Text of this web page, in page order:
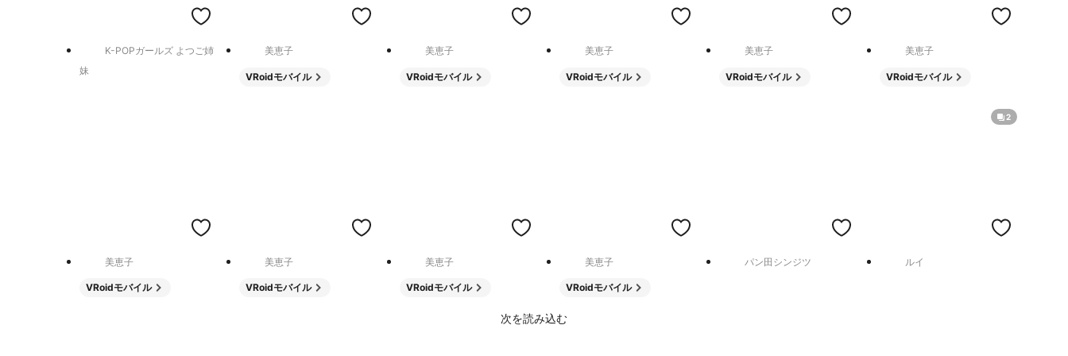
K-POPガールズ よつご姉
妹
美恵子
VRoidモバイル
美恵子
VRoidモバイル
美恵子
VRoidモバイル
美恵子
VRoidモバイル
美恵子
VRoidモバイル
美恵子
VRoidモバイル
美恵子
VRoidモバイル
美恵子
VRoidモバイル
美恵子
VRoidモバイル
パン田シンジツ
2
ルイ
次を読み込む